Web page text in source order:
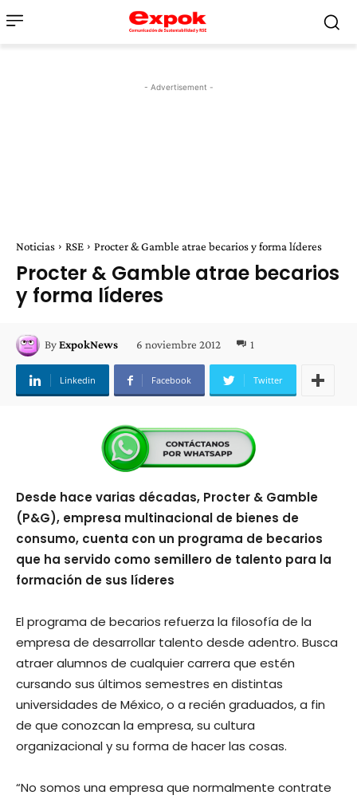
- Advertisement -
Noticias RSE Procter & Gamble atrae becarios y forma líderes
Procter & Gamble atrae becarios
y forma líderes
ByExpokNews 6 noviembre 2012 1
Linkedin Facebook Twitter
Desde hace varias décadas, Procter & Gamble
(P&G), empresa multinacional de bienes de
consumo, cuenta con un programa de becarios
que ha servido como semillero de talento para la
formación de sus líderes
El programa de becarios refuerza la filosofía de la
empresa de desarrollar talento desde adentro. Busca
atraer alumnos de cualquier carrera que estén
cursando sus últimos semestres en distintas
universidades de México, o a recién graduados, a fin
de que conozcan la empresa, su cultura
organizacional y su forma de hacer las cosas.
“No somos una empresa que normalmente contrate